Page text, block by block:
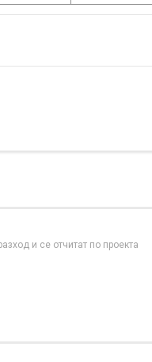
и се отчитат по проекта